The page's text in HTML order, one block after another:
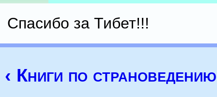
Спасибо за Тибет!!!
‹ Книги по страноведению